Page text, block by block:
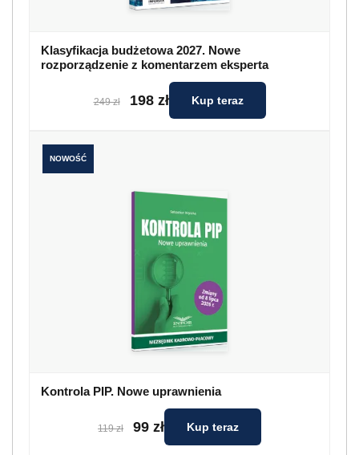
Klasyfikacja budżetowa 2027. Nowe
rozporządzenie z komentarzem eksperta
249 zł 198 zł Kup teraz
NOWOŚĆ
Kontrola PIP. Nowe uprawnienia
119 zł 99 zł Kup teraz